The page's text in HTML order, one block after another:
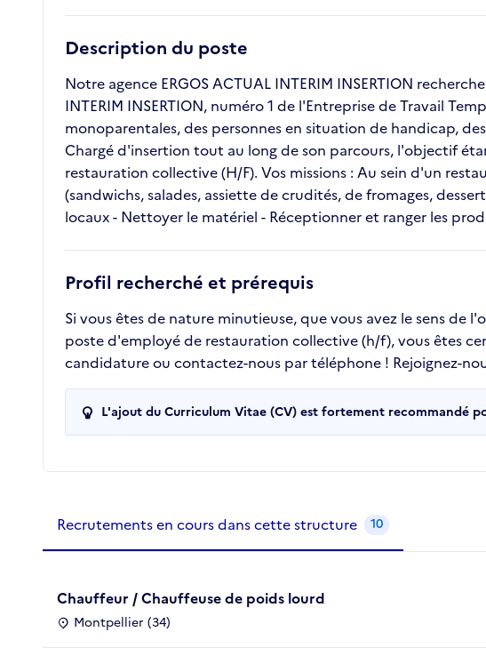
Description du poste
Notre agence ERGOS ACTUAL INTERIM INSERTION
INTERIM INSERTION, numéro 1 de l'Entreprise de Travail
monoparentales, des personnes en situation de handicap,
Chargé d'insertion tout au long de son parcours, l'objectif
restauration collective (H/F). Vos missions : Au sein d'un
(sandwichs, salades, assiette de crudités, de fromages,
locaux - Nettoyer le matériel - Réceptionner et ranger les
Profil recherché et prérequis
Si vous êtes de nature minutieuse, que vous avez le sens de
poste d'employé de restauration collective (h/f), vous êtes
candidature ou contactez-nous par téléphone ! Rejoignez-
L'ajout du Curriculum Vitae (CV) est fortement recommandé
Recrutements de la structure
Recrutements en cours dans cette structure 10
Chauffeur / Chauffeuse de poids lourd
Montpellier (34)